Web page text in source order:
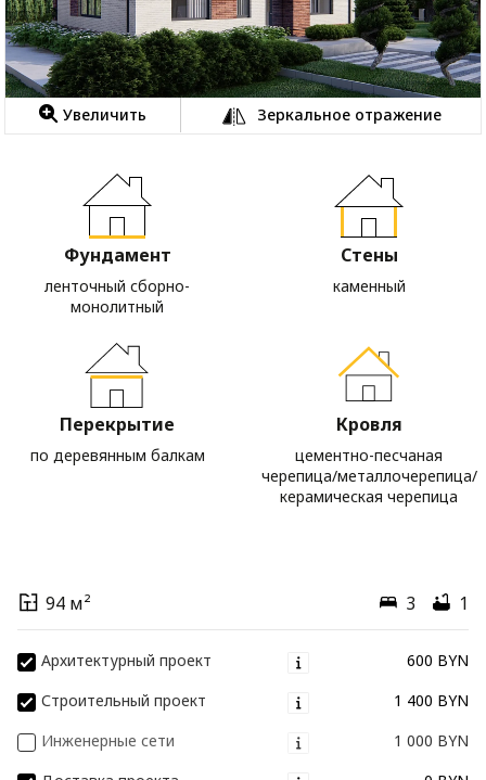
Увеличить Зеркальное отражение
Фундамент
ленточный сборно-
монолитный
Стены
каменный
Перекрытие
по деревянным балкам
Кровля
цементно-песчаная
черепица/металлочерепица/
керамическая черепица
94 м² 3 1
Архитектурный проект
600 BYN
Строительный проект
1 400 BYN
Инженерные сети
1 000 BYN